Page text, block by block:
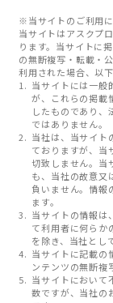
※当サイトのご利用
当サイトはアスクプ
ります。当サイトに
の無断複写・転載・
利用された場合、以
当サイトには一般
が、これらの掲載
したものであり、
ではありません。
当社は、当サイト
ておりますが、当
切致しません。当
も、当社の故意又
負いません。情報
ます。
当サイトの情報は
て利用者に何らか
を除き、当社とし
当サイトに記載の
ンテンツの無断複
当サイトにおいて
数ですが、当社の